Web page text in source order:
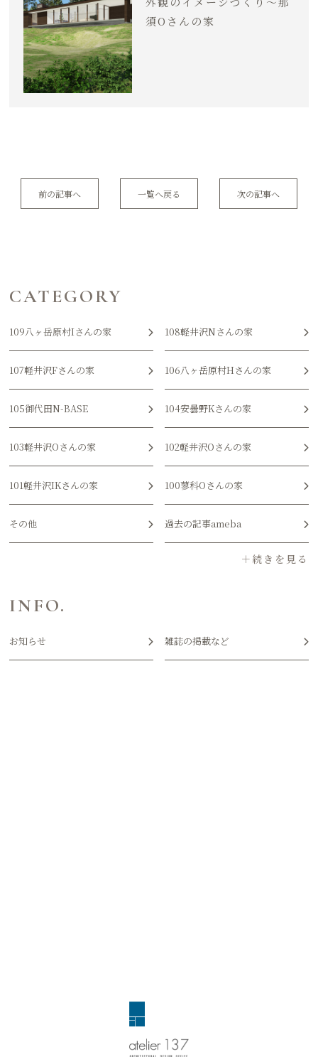
須Oさんの家
前の記事へ 一覧へ戻る 次の記事へ
CATEGORY
109八ヶ岳原村Iさんの家 108軽井沢Nさんの家
107軽井沢Fさんの家 106八ヶ岳原村Hさんの家
105御代田N-BASE 104安曇野Kさんの家
103軽井沢Oさんの家 102軽井沢Oさんの家
101軽井沢IKさんの家 100蓼科Oさんの家
その他 過去の記事ameba
INFO.
お知らせ 雑誌の掲載など